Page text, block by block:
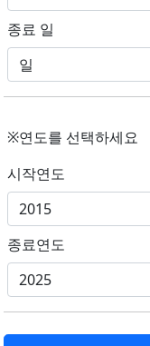
종료 일
※연도를 선택하세요
시작연도
종료연도